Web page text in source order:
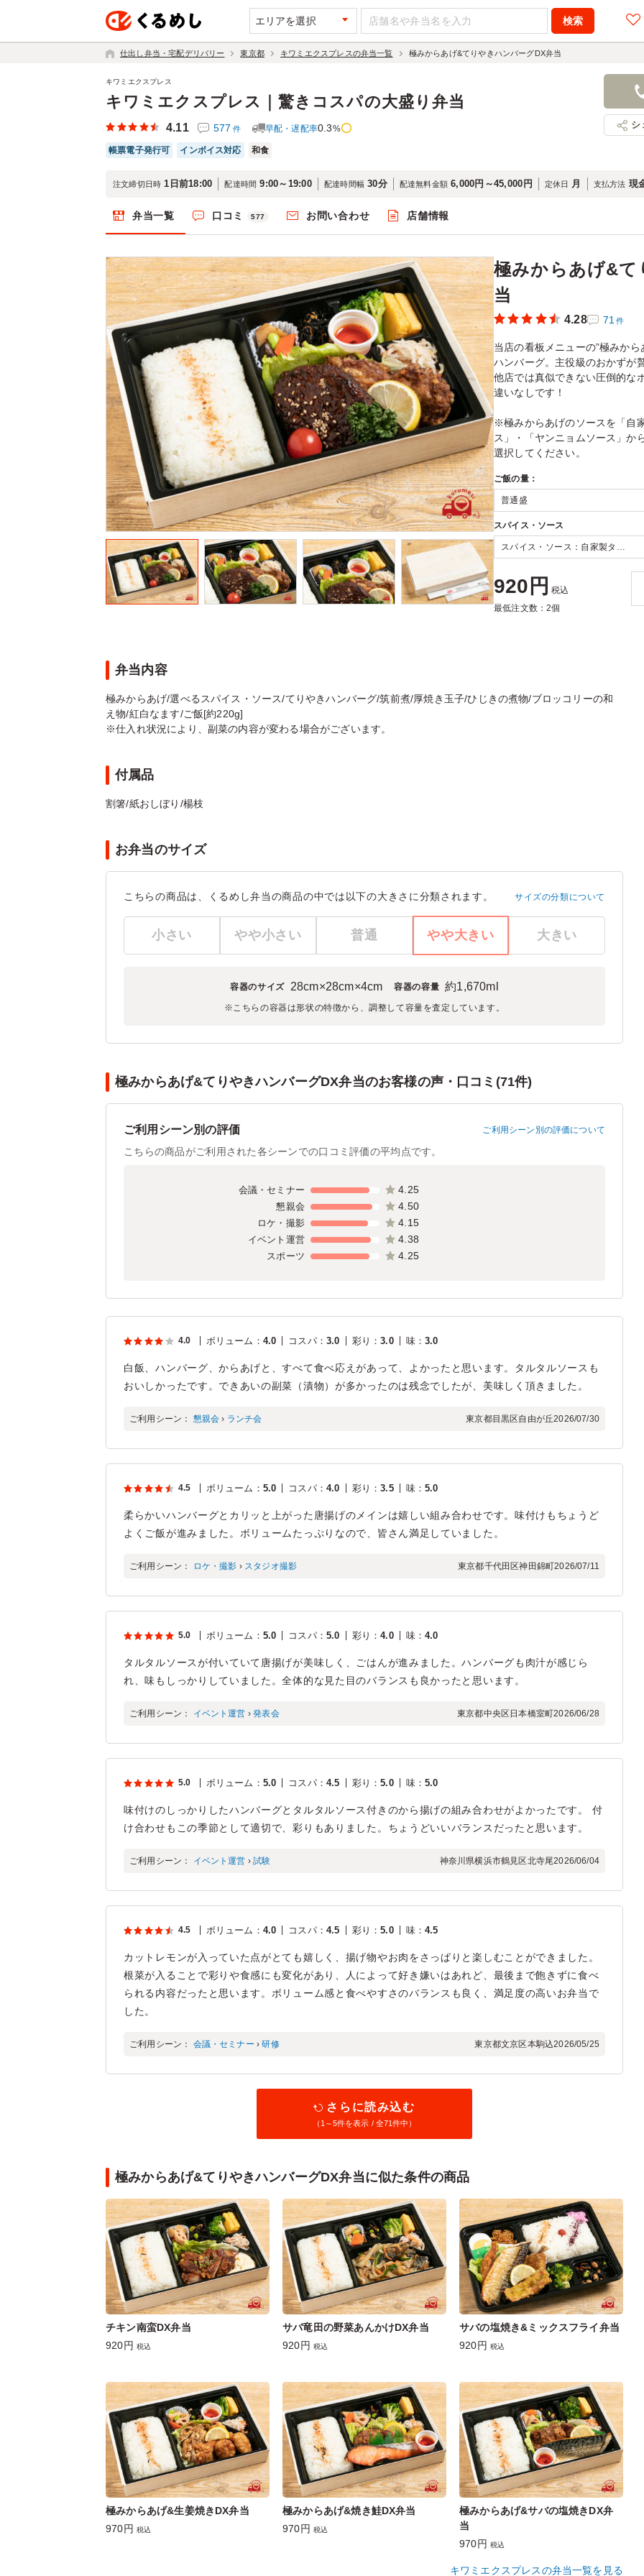
エリアを選択
DX弁当
店舗名：
仕出し弁当・宅配デリバリー 東京都 キワミエクスプレスの弁当一覧 極みからあげ&てりやきハンバーグDX弁当
キワミエクスプレス｜驚きコスパの大盛り弁当
キワミエクスプレス
4.11 577 件 早配・遅配率0.3%
帳票電子発行可 インボイス対応 和食
シ
注文締切日時 1日前18:00 配達時間 9:00～19:00 配達時間幅 30分 配達無料金額 6,000円～45,000円 定休日 月 支払方法 現
弁当一覧 口コミ 577 お問い合わせ 店舗情報
極みからあげ&て
当
4.28 71 件
当店の看板メニューの”極みか
ハンバーグ。主役級のおかずが
他店では真似できない圧倒的な
違いなしです！
※極みからあげのソースを「自
ス」・「ヤンニョムソース」か
選択してください。
ご飯の量：
スパイス・ソース
920円 税込
最低注文数：2個
弁当内容
極みからあげ/選べるスパイス・ソース/てりやきハンバーグ/筑前煮/厚焼き玉子/ひじきの煮物/ブロッコリーの和
え物/紅白なます/ご飯[約220g]
※仕入れ状況により、副菜の内容が変わる場合がございます。
付属品
割箸/紙おしぼり/楊枝
お弁当のサイズ
こちらの商品は、くるめし弁当の商品の中では以下の大きさに分類されます。 サイズの分類について
小さい やや小さい 普通 やや大きい 大きい
容器のサイズ 28cm×28cm×4cm 容器の容量 約1,670ml
※こちらの容器は形状の特徴から、調整して容量を査定しています。
極みからあげ&てりやきハンバーグDX弁当のお客様の声・口コミ(71件)
ご利用シーン別の評価 ご利用シーン別の評価について
こちらの商品がご利用された各シーンでの口コミ評価の平均点です。
会議・セミナー 4.25
懇親会 4.50
ロケ・撮影 4.15
イベント運営 4.38
スポーツ 4.25
4.0 ボリューム ： 4.0 コスパ： 3.0 彩り ：3.0 味：3.0
白飯、ハンバーグ、からあげと、すべて食べ応えがあって、よかったと思います。タルタルソースも
おいしかったです。できあいの副菜（漬物）が多かったのは残念でしたが、美味しく頂きました。
ご利用シーン： 懇親会 › ランチ会 東京都目黒区自由が丘2026/07/30
4.5 ボリューム ： 5.0 コスパ： 4.0 彩り ：3.5 味：5.0
柔らかいハンバーグとカリッと上がった唐揚げのメインは嬉しい組み合わせです。味付けもちょうど
よくご飯が進みました。ボリュームたっぷりなので、皆さん満足していました。
ご利用シーン： ロケ・撮影 › スタジオ撮影 東京都千代田区神田錦町2026/07/11
5.0 ボリューム ： 5.0 コスパ： 5.0 彩り ：4.0 味：4.0
タルタルソースが付いていて唐揚げが美味しく、ごはんが進みました。ハンバーグも肉汁が感じら
れ、味もしっかりしていました。全体的な見た目のバランスも良かったと思います。
ご利用シーン： イベント運営 ›発表会 東京都中央区日本橋室町2026/06/28
5.0 ボリューム ： 5.0 コスパ： 4.5 彩り ：5.0 味：5.0
味付けのしっかりしたハンバーグとタルタルソース付きのから揚げの組み合わせがよかったです。 付
け合わせもこの季節として適切で、彩りもありました。ちょうどいいバランスだったと思います。
ご利用シーン： イベント運営 ›試験 神奈川県横浜市鶴見区北寺尾2026/06/04
4.5 ボリューム ： 4.0 コスパ： 4.5 彩り ：5.0 味：4.5
カットレモンが入っていた点がとても嬉しく、揚げ物やお肉をさっぱりと楽しむことができました。
根菜が入ることで彩りや食感にも変化があり、人によって好き嫌いはあれど、最後まで飽きずに食べ
られる内容だったと思います。ボリューム感と食べやすさのバランスも良く、満足度の高いお弁当で
した。
ご利用シーン： 会議・セミナー ›研修 東京都文京区本駒込2026/05/25
さらに読み込む
（1～5件を表示 / 全71件中）
極みからあげ&てりやきハンバーグDX弁当に似た条件の商品
チキン南蛮DX弁当
920円 税込
サバ竜田の野菜あんかけDX弁当
920円 税込
サバの塩焼き&ミックスフライ弁当
920円 税込
極みからあげ&生姜焼きDX弁当
970円 税込
極みからあげ&焼き鮭DX弁当
970円 税込
極みからあげ&サバの塩焼きDX弁
当
970円 税込
キワミエクスプレスの弁当一覧を見る